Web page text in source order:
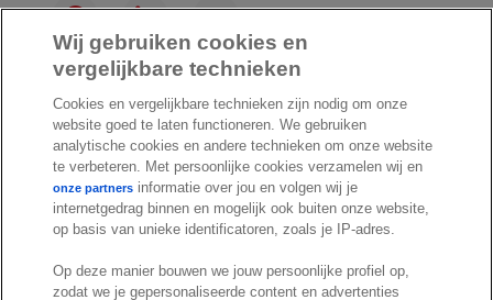
F
a
b
o
k
L
n
k
e
I
n
Y
u
u
e
n
s
t
a
g
r
a
m
S
p
o
i
f
y
© Exact 2026
Cookie statement
Wij gebruiken cookies en
vergelijkbare technieken
Cookies en vergelijkbare technieken zijn nodig om onze
website goed te laten functioneren. We gebruiken
analytische cookies en andere technieken om onze website
te verbeteren. Met persoonlijke cookies verzamelen wij en
onze partners informatie over jou en volgen wij je
internetgedrag binnen en mogelijk ook buiten onze website,
op basis van unieke identificatoren, zoals je IP-adres.
Op deze manier bouwen we jouw persoonlijke profiel op,
zodat we je gepersonaliseerde content en advertenties